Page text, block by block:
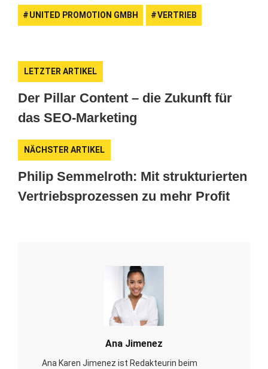
UNITED PROMOTION GMBH VERTRIEB
LETZTER ARTIKEL
Der Pillar Content – die Zukunft für
das SEO-Marketing
NÄCHSTER ARTIKEL
Philip Semmelroth: Mit strukturierten
Vertriebsprozessen zu mehr Profit
Ana Jimenez
Ana Karen Jimenez ist Redakteurin beim